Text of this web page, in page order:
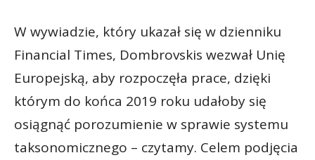
W wywiadzie, który ukazał się w dzienniku
Financial Times, Dombrovskis wezwał Unię
Europejską, aby rozpoczęła prace, dzięki
którym do końca 2019 roku udałoby się
osiągnąć porozumienie w sprawie systemu
taksonomicznego – czytamy. Celem podjęcia